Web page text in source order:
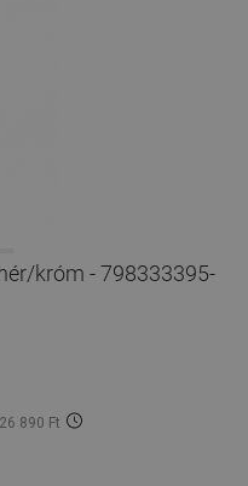
króm - 798333395-
890 Ft